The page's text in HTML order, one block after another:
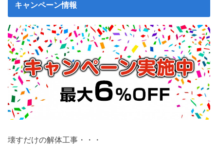
キャンペーン情報
壊すだけの解体工事・・・